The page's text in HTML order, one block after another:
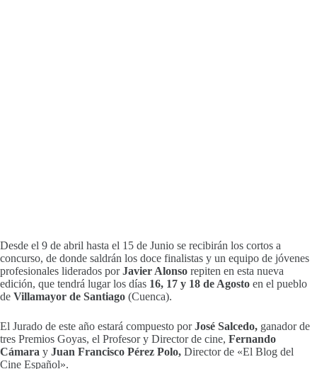
Desde el 9 de abril hasta el 15 de Junio se recibirán los cortos a
concurso, de donde saldrán los doce finalistas y un equipo de jóvenes
profesionales liderados porJavier Alonso repiten en esta nueva
edición, que tendrá lugar los días 16, 17 y 18 de Agosto en el pueblo
de Villamayor de Santiago (Cuenca).
El Jurado de este año estará compuesto porJosé Salcedo, ganador de
tres Premios Goyas, el Profesor y Director de cine, Fernando
Cámara y Juan Francisco Pérez Polo, Director de «El Blog del
Cine Español».